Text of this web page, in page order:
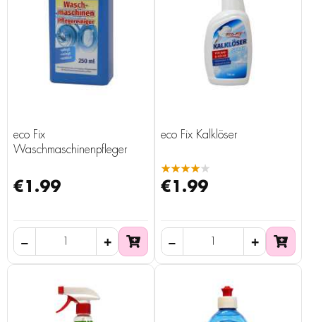
eco Fix
Waschmaschinenpfleger
€1.99
eco Fix Kalklöser
★★★★★
€1.99